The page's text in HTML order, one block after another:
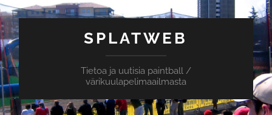
SPLATWEB
Tietoa ja uutisia paintball /
värikuulapelimaailmasta